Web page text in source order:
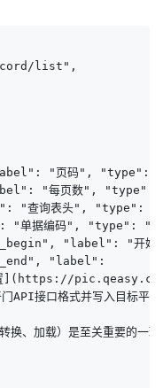
list",
"页码", "type":
"每页数", "type":
"查询表头", "type":
"单据编码", "type":
"label": "开始
"label":
配置](https://
API接口格式并写入目标平台
换、加载）是至关重要的一